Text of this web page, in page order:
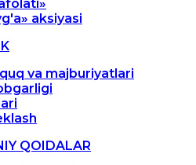
aksiyasi
va majburiyatlari
QOIDALAR